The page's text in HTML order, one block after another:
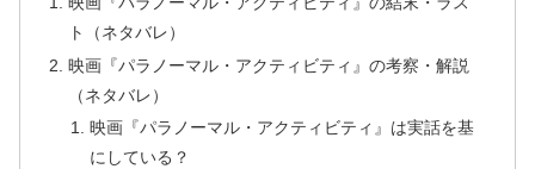
ト（ネタバレ）
映画『パラノーマル・アクティビティ』の考察・解説
（ネタバレ）
映画『パラノーマル・アクティビティ』は実話を基
にしている？